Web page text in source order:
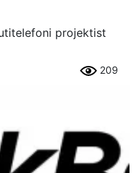
projektist
209